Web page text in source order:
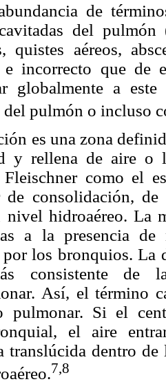
de
del pulmón
quistes aéreos,
e incorrecto que de
globalmente a
del pulmón o incluso
es una zona
y rellena de aire o
Fleischner como el
de consolidación,
hidroaéreo. La
a la presencia
los bronquios. La
consistente de
Así, el término
pulmonar. Si el
el aire
translúcida dentro
7,8